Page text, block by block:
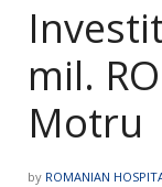
mil.
Motru
by ROMANIAN